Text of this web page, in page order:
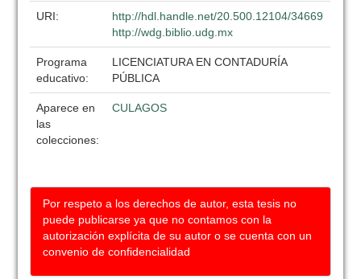
URI:
http://hdl.handle.net/20.500.12104/34669
http://wdg.biblio.udg.mx
Programa
educativo:
LICENCIATURA EN CONTADURÍA
PÚBLICA
Aparece en
las
colecciones:
CULAGOS
Por respeto a los derechos de autor, esta tesis no
puede publicarse ya que no contamos con la
autorización explícita de su autor o se cuenta con un
convenio de confidencialidad